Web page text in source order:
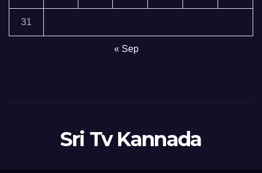
31
« Sep
Sri Tv Kannada